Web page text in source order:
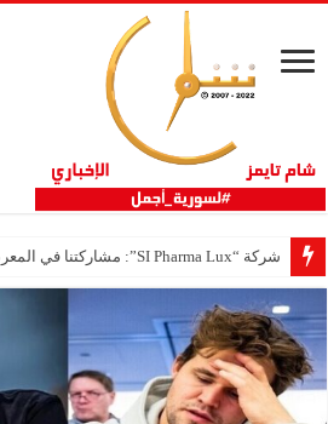
شركة “SI Pharma Lux”: مشاركتنا في المعرض عززت التواصل مع الشركاء المحليين والدوليين